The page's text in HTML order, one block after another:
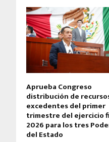
Aprueba Congreso
distribución de
excedentes del primer
trimestre del ejercicio
2026 para los tres
del Estado